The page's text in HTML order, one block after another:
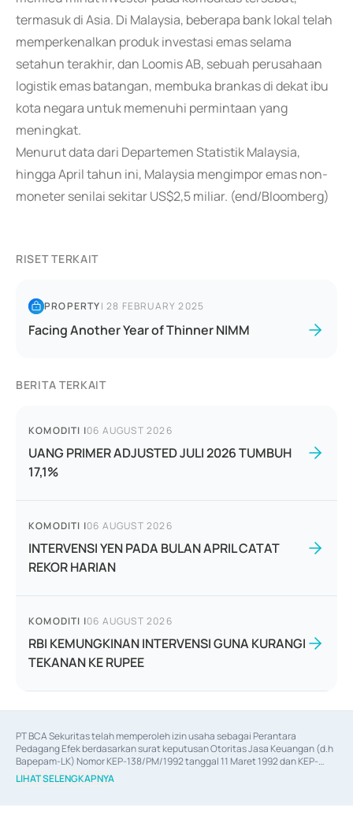
termasuk di Asia. Di Malaysia, beberapa bank lokal telah
memperkenalkan produk investasi emas selama
setahun terakhir, dan Loomis AB, sebuah perusahaan
logistik emas batangan, membuka brankas di dekat ibu
kota negara untuk memenuhi permintaan yang
meningkat.
Menurut data dari Departemen Statistik Malaysia,
hingga April tahun ini, Malaysia mengimpor emas non-
moneter senilai sekitar US$2,5 miliar. (end/Bloomberg)
RISET TERKAIT
PROPERTY|28 FEBRUARY 2025
Facing Another Year of Thinner NIMM
BERITA TERKAIT
KOMODITI |06 AUGUST 2026
UANG PRIMER ADJUSTED JULI 2026 TUMBUH
17,1%
KOMODITI |06 AUGUST 2026
INTERVENSI YEN PADA BULAN APRIL CATAT
REKOR HARIAN
KOMODITI |06 AUGUST 2026
RBI KEMUNGKINAN INTERVENSI GUNA KURANGI
TEKANAN KE RUPEE
PT BCA Sekuritas telah memperoleh izin usaha sebagai Perantara
Pedagang Efek berdasarkan surat keputusan Otoritas Jasa Keuangan (d.h
Bapepam-LK) Nomor KEP-138/PM/1992 tanggal 11 Maret 1992 dan KEP-
06/D.04/2014 tanggal 28 Februari 2014, izin usaha sebagai Penjamin Emisi
Efek berdasarkan surat keputusan Otoritas Jasa Keuangan Nomor KEP-
LIHAT SELENGKAPNYA